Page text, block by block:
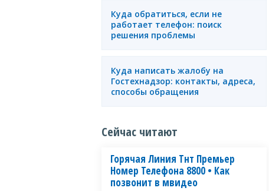
Куда обратиться, если не
работает телефон: поиск
решения проблемы
Куда написать жалобу на
Гостехнадзор: контакты, адреса,
способы обращения
Сейчас читают
Горячая Линия Тнт Премьер
Номер Телефона 8800 • Как
позвонит в мвидео